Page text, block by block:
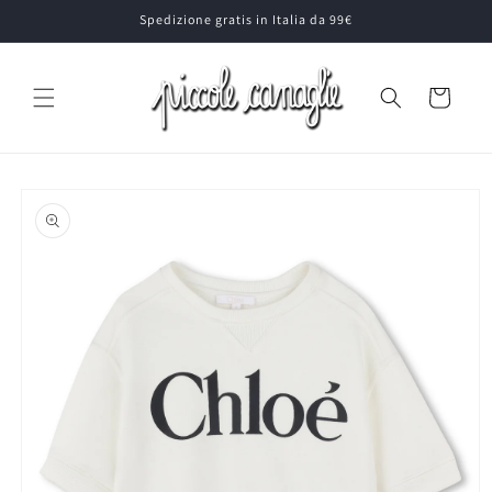
ai contenuti
Spedizione gratis in Italia da 99€
Carrello
informazioni
sul prodotto